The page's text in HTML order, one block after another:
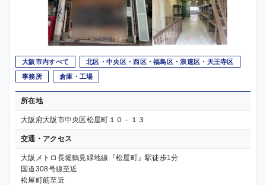
大阪市内すべて 北区・中央区・西区・福島区・浪速区・天王寺区
事務所 倉庫・工場
所在地
大阪府大阪市中央区松屋町１０－１３
交通・アクセス
大阪メトロ長堀鶴見緑地線『松屋町』駅徒歩1分
国道308号線至近
松屋町筋至近